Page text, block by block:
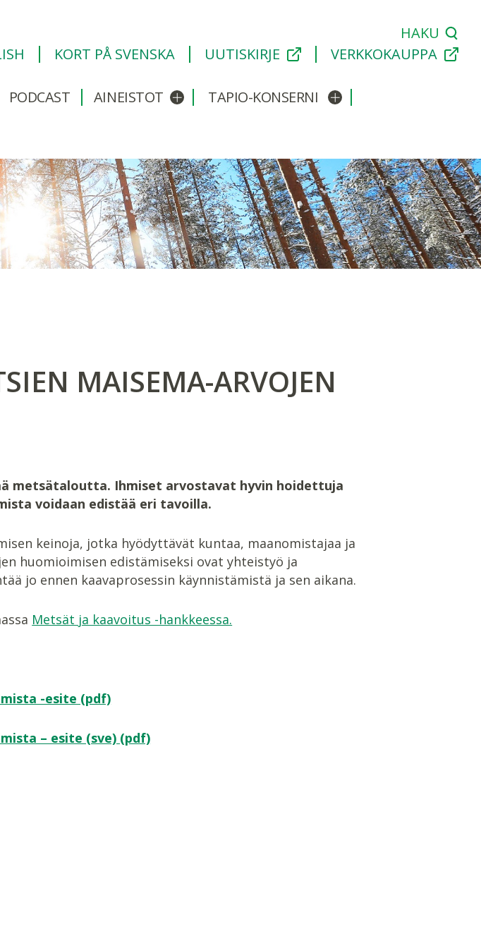
HAKU
KORT PÅ SVENSKA UUTISKIRJE VERKKOKAUPPA
sulje alavalikko
PODCAST AINEISTOT Avaa/sulje alavalikko
TAPIO-KONSERNI Avaa/sulje alavalikko
MAISEMA-ARVOJEN
metsätaloutta. Ihmiset arvostavat hyvin hoidettuja
voidaan edistää eri tavoilla.
keinoja, jotka hyödyttävät kuntaa, maanomistajaa ja
huomioimisen edistämiseksi ovat yhteistyö ja
jo ennen kaavaprosessin käynnistämistä ja sen aikana.
Metsät ja kaavoitus -hankkeessa.
-esite (pdf)
– esite (sve) (pdf)